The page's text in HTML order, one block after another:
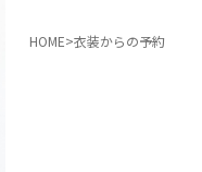
HOME 衣装からの予約